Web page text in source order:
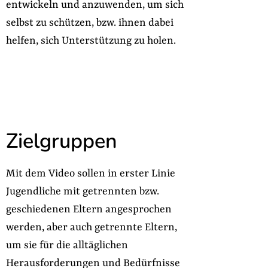
entwickeln und anzuwenden, um sich
selbst zu schützen, bzw. ihnen dabei
helfen, sich Unterstützung zu holen.
Zielgruppen
Mit dem Video sollen in erster Linie
Jugendliche mit getrennten bzw.
geschiedenen Eltern angesprochen
werden, aber auch getrennte Eltern,
um sie für die alltäglichen
Herausforderungen und Bedürfnisse